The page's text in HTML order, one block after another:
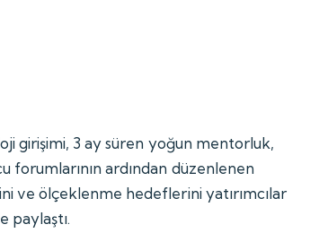
girişimi, 3 ay süren yoğun mentorluk,
forumlarının ardından düzenlenen
ve ölçeklenme hedeflerini yatırımcılar
paylaştı.